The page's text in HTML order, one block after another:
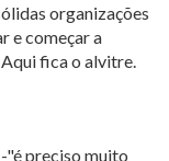
organizações
e começar a
fica o alvitre.
"é preciso muito